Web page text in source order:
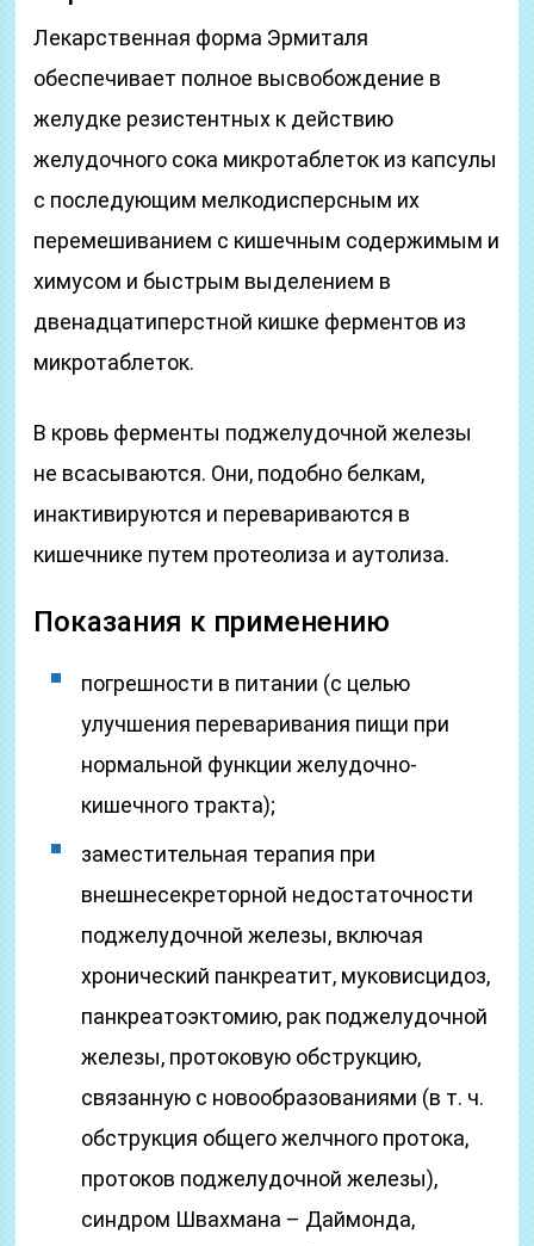
Лекарственная форма Эрмиталя
обеспечивает полное высвобождение в
желудке резистентных к действию
желудочного сока микротаблеток из капсулы
с последующим мелкодисперсным их
перемешиванием с кишечным содержимым и
химусом и быстрым выделением в
двенадцатиперстной кишке ферментов из
микротаблеток.
В кровь ферменты поджелудочной железы
не всасываются. Они, подобно белкам,
инактивируются и перевариваются в
кишечнике путем протеолиза и аутолиза.
Показания к применению
погрешности в питании (с целью
улучшения переваривания пищи при
нормальной функции желудочно-
кишечного тракта);
заместительная терапия при
внешнесекреторной недостаточности
поджелудочной железы, включая
хронический панкреатит, муковисцидоз,
панкреатоэктомию, рак поджелудочной
железы, протоковую обструкцию,
связанную с новообразованиями (в т. ч.
обструкция общего желчного протока,
протоков поджелудочной железы),
синдром Швахмана – Даймонда,